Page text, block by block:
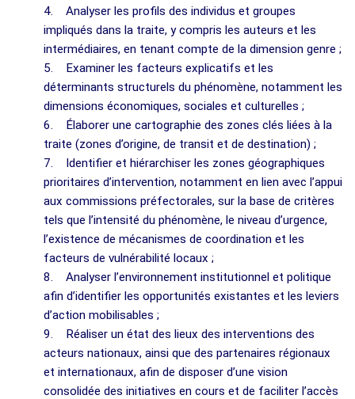
4. Analyser les profils des individus et groupes
impliqués dans la traite, y compris les auteurs et les
intermédiaires, en tenant compte de la dimension genre ;
5. Examiner les facteurs explicatifs et les
déterminants structurels du phénomène, notamment les
dimensions économiques, sociales et culturelles ;
6. Élaborer une cartographie des zones clés liées à la
traite (zones d’origine, de transit et de destination) ;
7. Identifier et hiérarchiser les zones géographiques
prioritaires d’intervention, notamment en lien avec l’appui
aux commissions préfectorales, sur la base de critères
tels que l’intensité du phénomène, le niveau d’urgence,
l’existence de mécanismes de coordination et les
facteurs de vulnérabilité locaux ;
8. Analyser l’environnement institutionnel et politique
afin d’identifier les opportunités existantes et les leviers
d’action mobilisables ;
9. Réaliser un état des lieux des interventions des
acteurs nationaux, ainsi que des partenaires régionaux
et internationaux, afin de disposer d’une vision
consolidée des initiatives en cours et de faciliter l’accès